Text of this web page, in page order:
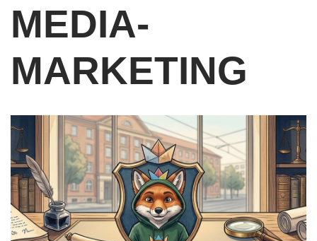
MEDIA-
MARKETING